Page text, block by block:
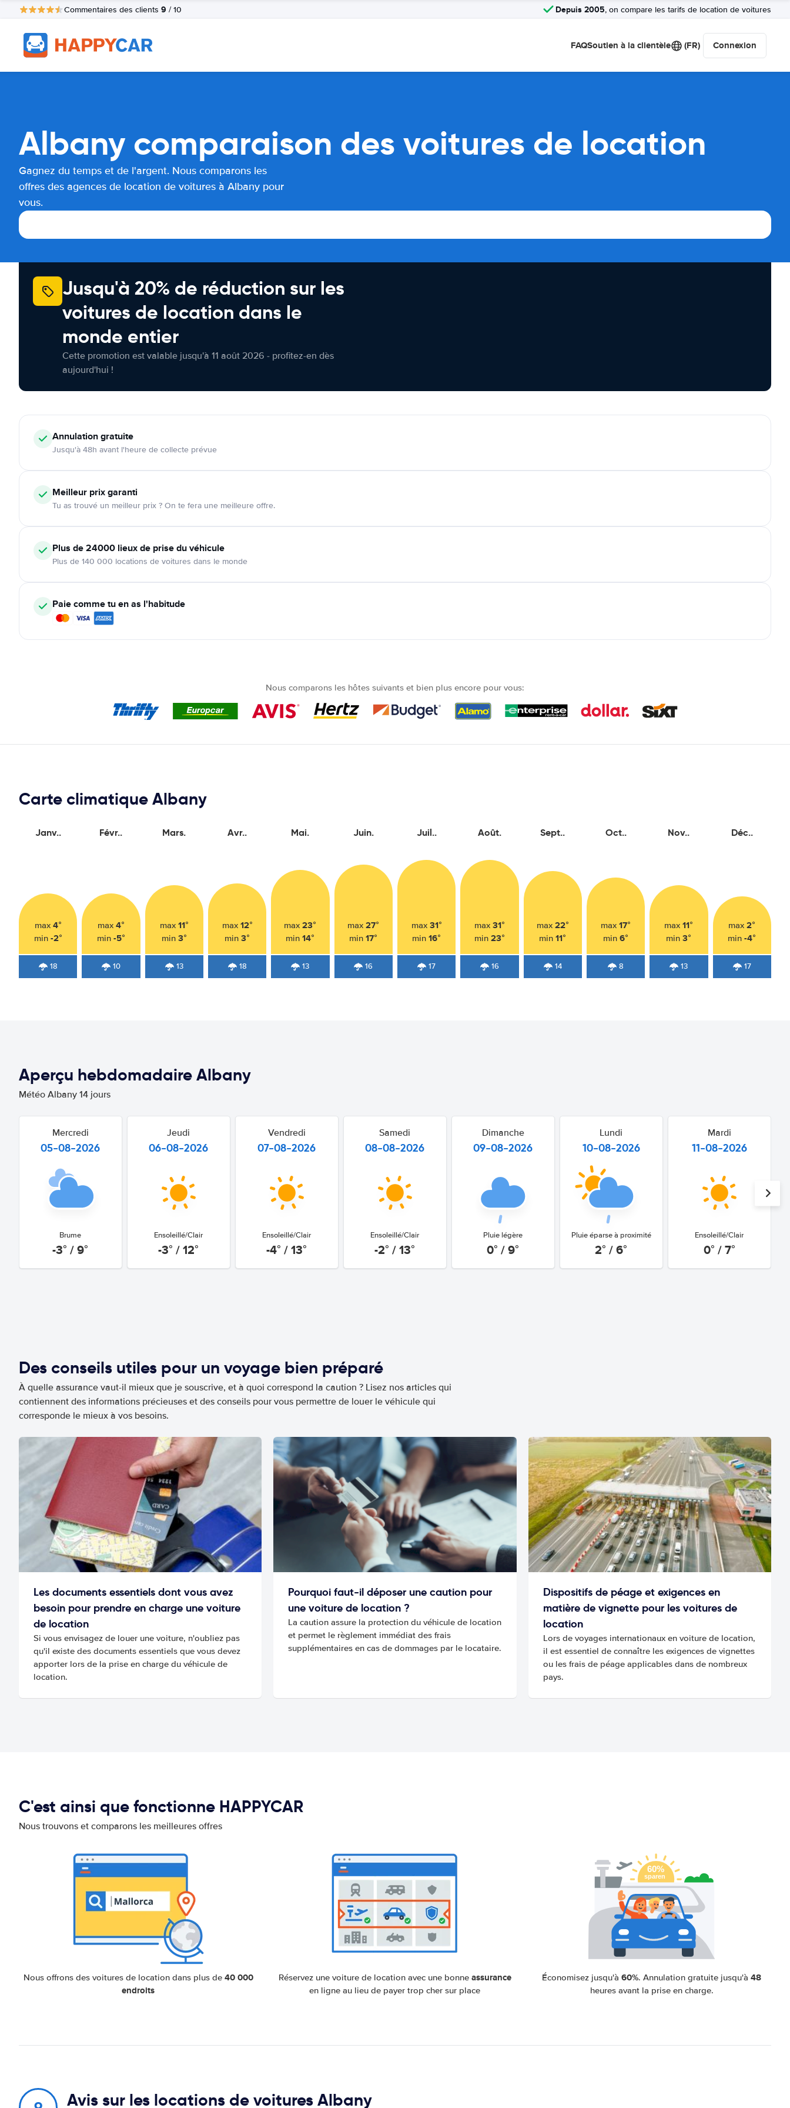
Commentaires des clients 9 / 10 Depuis 2005, on compare les tarifs de location de voitures
FAQSoutien à la clientèle (FR) Connexion
Albany comparaison des voitures de location
Gagnez du temps et de l'argent. Nous comparons les
offres des agences de location de voitures à Albany pour
vous.
Jusqu'à 20% de réduction sur les
voitures de location dans le
monde entier
Cette promotion est valable jusqu'à 11 août 2026 - profitez-en dès
aujourd'hui !
Annulationgratuite
Jusqu'à 48h avant l'heure de collecte prévue
Meilleur prix garanti
Tu as trouvé un meilleur prix ? On te fera une meilleure offre.
Plus de 24000 lieux de prise du véhicule
Plus de 140 000 locations de voitures dans le monde
Paie comme tu en as l'habitude
Nous comparons les hôtes suivants et bien plus encore pour vous:
Carte climatique Albany
Janv..
max 4°
min -2°
18
Févr..
max 4°
min -5°
10
Mars.
max 11°
min 3°
13
Avr..
max 12°
min3°
18
Mai.
max23°
min14°
13
Juin.
max27°
min17°
16
Juil..
max 31°
min16°
17
Août.
max 31°
min 23°
16
Sept..
max 22°
min11°
14
Oct..
max17°
min6°
8
Nov..
max11°
min3°
13
Déc..
max2°
min-4°
17
Aperçu hebdomadaire Albany
Météo Albany 14 jours
Mercredi
05-08-2026
Brume
-3° / 9°
Jeudi
06-08-2026
Ensoleillé/Clair
-3° / 12°
Vendredi
07-08-2026
Ensoleillé/Clair
-4° / 13°
Samedi
08-08-2026
Ensoleillé/Clair
-2° / 13°
Dimanche
09-08-2026
Pluie légère
0° / 9°
Lundi
10-08-2026
Pluie éparse à proximité
2° / 6°
Mardi
11-08-2026
Ensoleillé/Clair
0° / 7°
Des conseils utiles pour un voyage bien préparé
À quelle assurance vaut-il mieux que je souscrive, et à quoi correspond la caution ? Lisez nos articles qui
contiennent des informations précieuses et des conseils pour vous permettre de louer le véhicule qui
corresponde le mieux à vos besoins.
Les documents essentiels dont vous avez
besoin pour prendre en charge une voiture
de location
Si vous envisagez de louer une voiture, n'oubliez pas
qu'il existe des documents essentiels que vous devez
apporter lors de la prise en charge du véhicule de
location.
Pourquoi faut-il déposer une caution pour
une voiture de location ?
La caution assure la protection du véhicule de location
et permet le règlement immédiat des frais
supplémentaires en cas de dommages par le locataire.
Dispositifs de péage et exigences en
matière de vignette pour les voitures de
location
Lors de voyages internationaux en voiture de location,
il est essentiel de connaître les exigences de vignettes
ou les frais de péage applicables dans de nombreux
pays.
C'est ainsi que fonctionne HAPPYCAR
Nous trouvons et comparons les meilleures offres
Nous offrons des voitures de location dans plus de 40 000
endroits
Réservez une voiture de location avec une bonne assurance
en ligne au lieu de payer trop cher sur place
Économisez jusqu'à60%. Annulation gratuite jusqu'à48
heures avant la prise en charge.
Avis sur les locations de voitures Albany